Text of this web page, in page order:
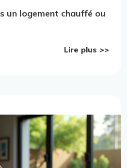
un logement chauffé ou
Lire plus >>